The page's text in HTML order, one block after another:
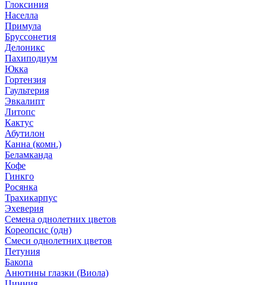
Глоксиния
Населла
Примула
Бруссонетия
Делоникс
Пахиподиум
Юкка
Гортензия
Гаультерия
Эвкалипт
Литопс
Кактус
Абутилон
Канна (комн.)
Беламканда
Кофе
Гинкго
Росянка
Трахикарпус
Эхеверия
Семена однолетних цветов
Кореопсис (одн)
Смеси однолетних цветов
Петуния
Бакопа
Анютины глазки (Виола)